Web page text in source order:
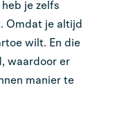
je zelfs
Omdat je altijd
wilt. En die
waardoor er
manier te